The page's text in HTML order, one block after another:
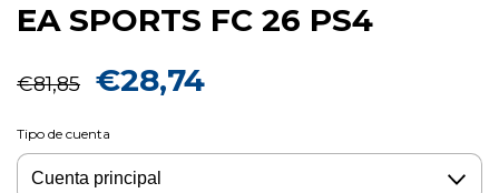
EA SPORTS FC 26 PS4
€81,85 €28,74
Tipo de cuenta